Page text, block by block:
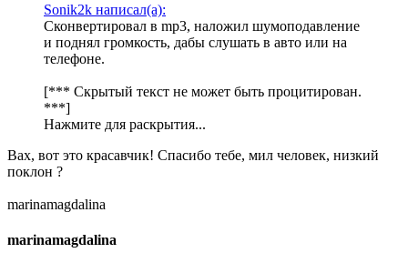
Sonik2k написал(а):
Сконвертировал в mp3, наложил шумоподавление
и поднял громкость, дабы слушать в авто или на
телефоне.
[*** Скрытый текст не может быть процитирован.
***]
Нажмите для раскрытия...
Вах, вот это красавчик! Спасибо тебе, мил человек, низкий
поклон ?
marinamagdalina
marinamagdalina